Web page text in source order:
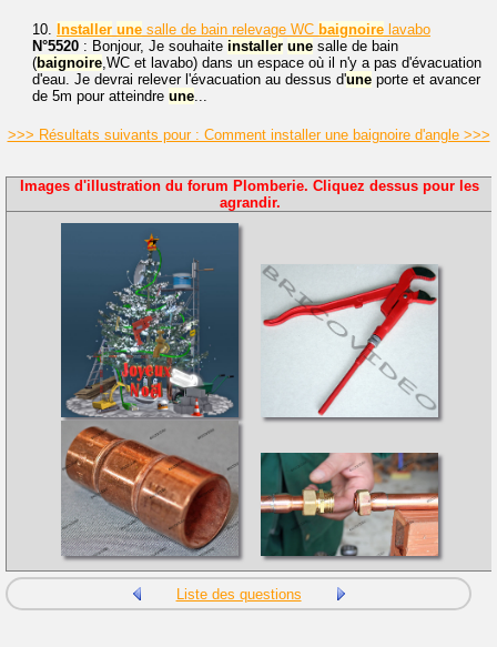
10. Installer une salle de bain relevage WC baignoire lavabo
N°5520 : Bonjour, Je souhaite installer une salle de bain
(baignoire,WC et lavabo) dans un espace où il n'y a pas d'évacuation
d'eau. Je devrai relever l'évacuation au dessus d'une porte et avancer
de 5m pour atteindre une...
>>> Résultats suivants pour : Comment installer une baignoire d'angle >>>
Images d'illustration du forum Plomberie. Cliquez dessus pour les
agrandir.
Liste des questions